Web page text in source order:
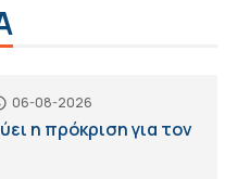
06-08-2026
η πρόκριση για τον